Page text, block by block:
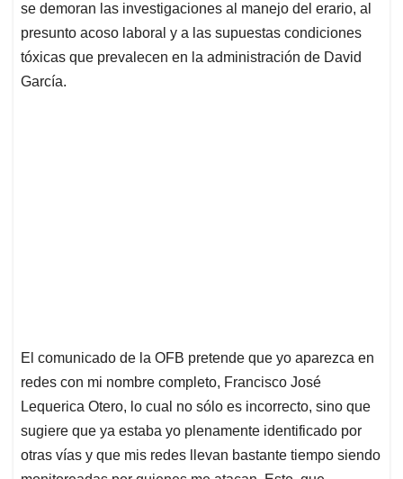
se demoran las investigaciones al manejo del erario, al
presunto acoso laboral y a las supuestas condiciones
tóxicas que prevalecen en la administración de David
García.
El comunicado de la OFB pretende que yo aparezca en
redes con mi nombre completo, Francisco José
Lequerica Otero, lo cual no sólo es incorrecto, sino que
sugiere que ya estaba yo plenamente identificado por
otras vías y que mis redes llevan bastante tiempo siendo